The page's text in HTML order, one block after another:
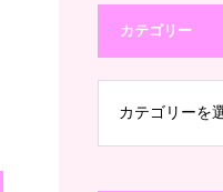
カテゴリー